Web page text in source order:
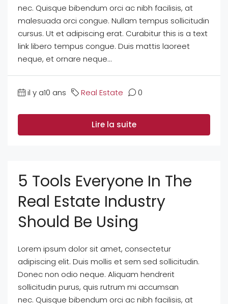
nec. Quisque bibendum orci ac nibh facilisis, at
malesuada orci congue. Nullam tempus sollicitudin
cursus. Ut et adipiscing erat. Curabitur this is a text
link libero tempus congue. Duis mattis laoreet
neque, et ornare neque...
il y a10 ans Real Estate 0
Lire la suite
5 Tools Everyone In The
Real Estate Industry
Should Be Using
Lorem ipsum dolor sit amet, consectetur
adipiscing elit. Duis mollis et sem sed sollicitudin.
Donec non odio neque. Aliquam hendrerit
sollicitudin purus, quis rutrum mi accumsan
nec. Quisque bibendum orci ac nibh facilisis, at